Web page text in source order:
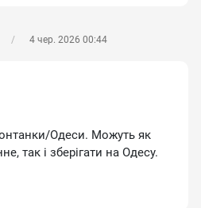
4 чер. 2026 00:44
Одеси. Можуть як
так і зберігати на Одесу.